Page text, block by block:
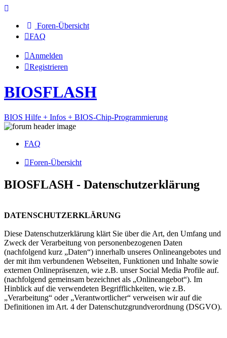
Foren-Übersicht
FAQ
Anmelden
Registrieren
BIOSFLASH
BIOS Hilfe + Infos + BIOS-Chip-Programmierung
FAQ
Foren-Übersicht
BIOSFLASH - Datenschutzerklärung
DATENSCHUTZERKLÄRUNG
Diese Datenschutzerklärung klärt Sie über die Art, den Umfang und
Zweck der Verarbeitung von personenbezogenen Daten
(nachfolgend kurz „Daten“) innerhalb unseres Onlineangebotes und
der mit ihm verbundenen Webseiten, Funktionen und Inhalte sowie
externen Onlinepräsenzen, wie z.B. unser Social Media Profile auf.
(nachfolgend gemeinsam bezeichnet als „Onlineangebot“). Im
Hinblick auf die verwendeten Begrifflichkeiten, wie z.B.
„Verarbeitung“ oder „Verantwortlicher“ verweisen wir auf die
Definitionen im Art. 4 der Datenschutzgrundverordnung (DSGVO).